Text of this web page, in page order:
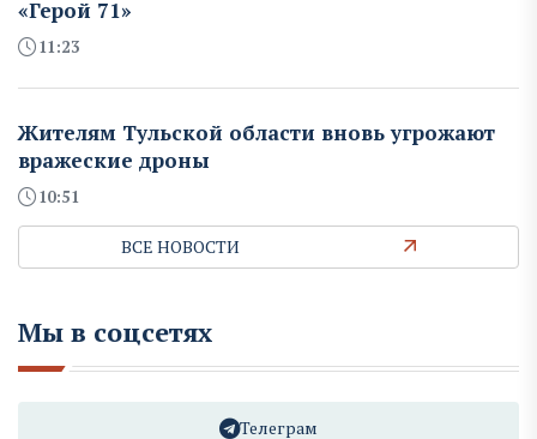
«Герой 71»
11:23
Жителям Тульской области вновь угрожают
вражеские дроны
10:51
ВСЕ НОВОСТИ
Мы в соцсетях
Телеграм